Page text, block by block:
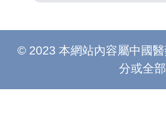
© 2023 本網站內容屬中國
分或全